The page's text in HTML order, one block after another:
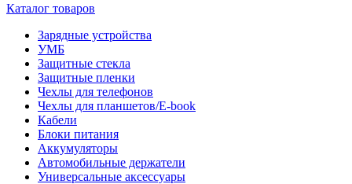
Каталог товаров
Зарядные устройства
УМБ
Защитные стекла
Защитные пленки
Чехлы для телефонов
Чехлы для планшетов/E-book
Кабели
Блоки питания
Аккумуляторы
Автомобильные держатели
Универсальные аксессуары